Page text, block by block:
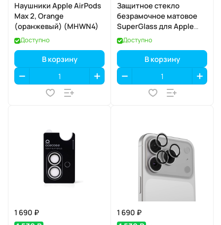
Наушники Apple AirPods
Max 2, Orange
(оранжевый) (MHWN4)
Доступно
В корзину
Защитное стекло
безрамочное матовое
SuperGlass для Apple
iPhone 17 / 16 Pro
Доступно
В корзину
1 690 ₽ 1 690 ₽